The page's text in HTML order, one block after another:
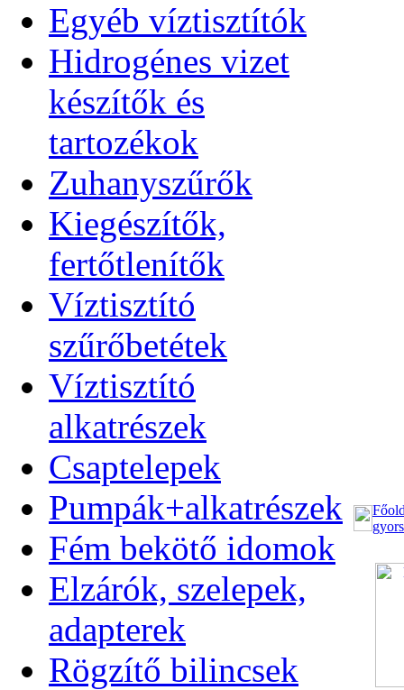
Egyéb víztisztítók
Hidrogénes vizet
készítők és
tartozékok
Zuhanyszűrők
Kiegészítők,
fertőtlenítők
Víztisztító
szűrőbetétek
Víztisztító
alkatrészek
Csaptelepek
Pumpák+alkatrészek
Fém bekötő idomok
Elzárók, szelepek,
adapterek
Rögzítő bilincsek